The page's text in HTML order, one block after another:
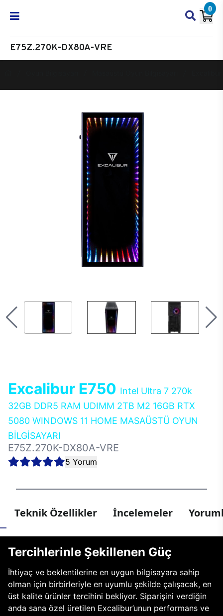
0
E75Z.270K-DX80A-VRE
Excalibur E750 Intel Ultra 7 270k
32GB DDR5 RAM UDIMM 2TB M2 16GB RTX
5080 WINDOWS 11 HOME MASAÜSTÜ OYUN
BİLGİSAYARI
E75Z.270K-DX80A-VRE
5 Yorum
Teknik Özellikler İncelemeler
Tercihlerinle Şekillenen Güç
İhtiyaç ve beklentilerine en uygun bilgisayara sahip
olman için birbirleriyle en uyumlu şekilde çalışacak, en
üst kalite ürünler tercihini bekliyor. Siparişini verdiğin
anda sana özel üretilen Excalibur’unun performans ve